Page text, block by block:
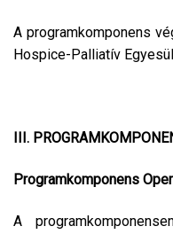
A programkomponens
Hospice-Palliatív
III.
Programkomponens
A